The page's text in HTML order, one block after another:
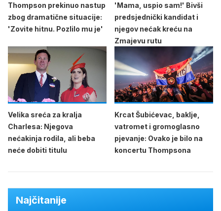
Thompson prekinuo nastup
zbog dramatične situacije:
'Zovite hitnu. Pozlilo mu je'
'Mama, uspio sam!' Bivši
predsjednički kandidat i
njegov nećak kreću na
Zmajevu rutu
Velika sreća za kralja
Charlesa: Njegova
nećakinja rodila, ali beba
neće dobiti titulu
Krcat Šubićevac, baklje,
vatromet i gromoglasno
pjevanje: Ovako je bilo na
koncertu Thompsona
Najčitanije